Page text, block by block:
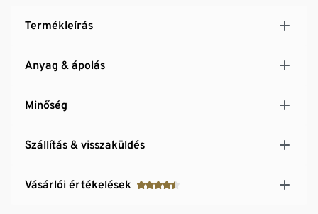
Termékleírás
Anyag & ápolás
Minőség
Szállítás & visszaküldés
Vásárlói értékelések